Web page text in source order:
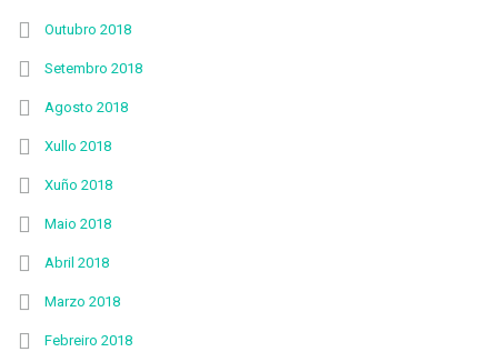
Outubro 2018
Setembro 2018
Agosto 2018
Xullo 2018
Xuño 2018
Maio 2018
Abril 2018
Marzo 2018
Febreiro 2018